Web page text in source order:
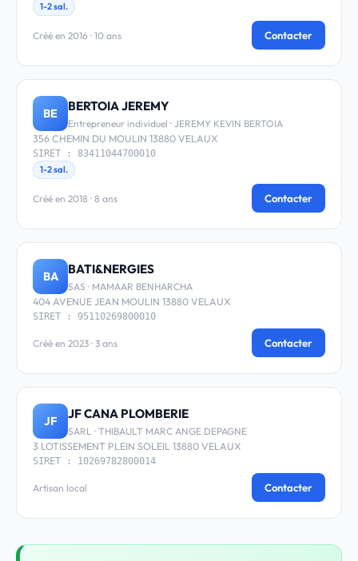
1-2 sal.
Créé en 2016 · 10 ans Contacter
BE BERTOIA JEREMY
Entrepreneur individuel · JEREMY KEVIN BERTOIA
356 CHEMIN DU MOULIN 13880 VELAUX
SIRET : 83411044700010
1-2 sal.
Créé en 2018 · 8 ans Contacter
BA BATI&NERGIES
SAS · MAMAAR BENHARCHA
404 AVENUE JEAN MOULIN 13880 VELAUX
SIRET : 95110269800010
Créé en 2023 · 3 ans Contacter
JF JF CANA PLOMBERIE
SARL · THIBAULT MARC ANGE DEPAGNE
3 LOTISSEMENT PLEIN SOLEIL 13880 VELAUX
SIRET : 10269782800014
Artisan local Contacter